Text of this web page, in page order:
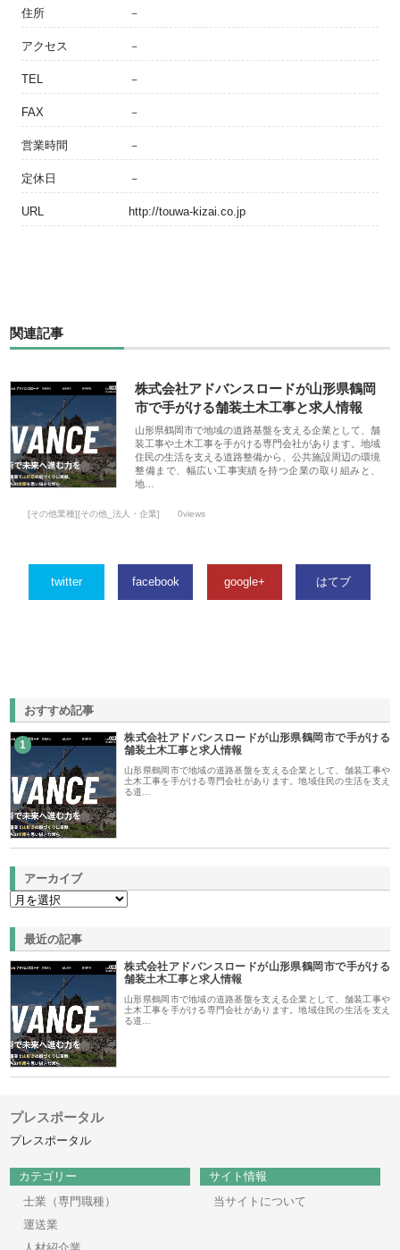
住所 －
アクセス －
TEL －
FAX －
営業時間 －
定休日 －
URL http://touwa-kizai.co.jp
関連記事
株式会社アドバンスロードが山形県鶴岡
市で手がける舗装土木工事と求人情報
山形県鶴岡市で地域の道路基盤を支える企業として、舗
装工事や土木工事を手がける専門会社があります。地域
住民の生活を支える道路整備から、公共施設周辺の環境
整備まで、幅広い工事実績を持つ企業の取り組みと、
地…
[その他業種][その他_法人・企業] 0views
twitter facebook google+ はてブ
おすすめ記事
1
株式会社アドバンスロードが山形県鶴岡市で手がける
舗装土木工事と求人情報
山形県鶴岡市で地域の道路基盤を支える企業として、舗装工事や
土木工事を手がける専門会社があります。地域住民の生活を支え
る道…
アーカイブ
最近の記事
株式会社アドバンスロードが山形県鶴岡市で手がける
舗装土木工事と求人情報
山形県鶴岡市で地域の道路基盤を支える企業として、舗装工事や
土木工事を手がける専門会社があります。地域住民の生活を支え
る道…
プレスポータル
プレスポータル
カテゴリー
士業（専門職種）
運送業
サイト情報
当サイトについて